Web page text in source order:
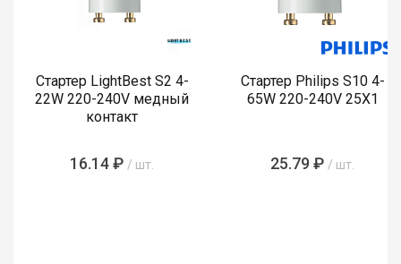
Стартер LightBest S2 4-
22W 220-240V медный
контакт
16.14 ₽ / шт.
Стартер Philips S10 4-
65W 220-240V 25X1
25.79 ₽ / шт.